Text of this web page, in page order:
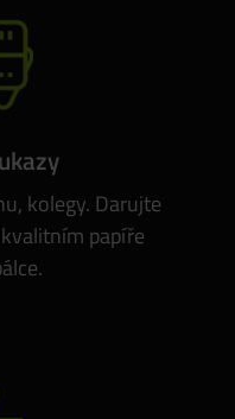
kolegy. Darujte
papíře